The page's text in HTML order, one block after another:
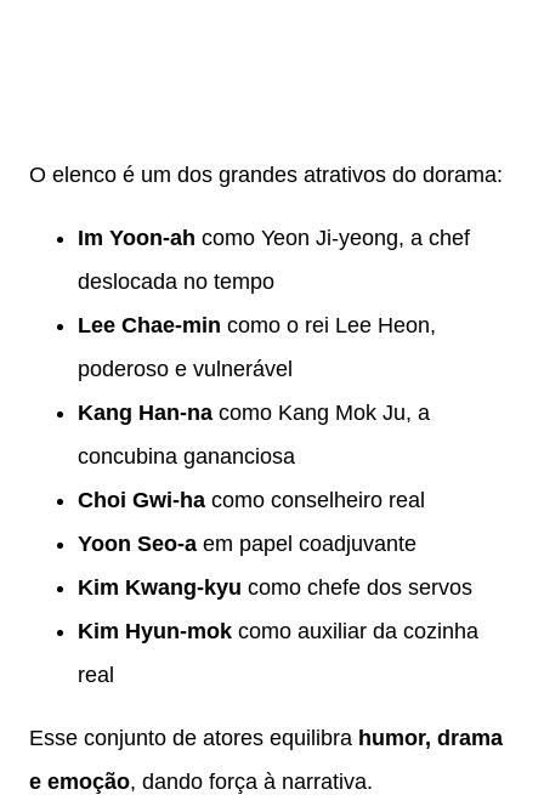
O elenco é um dos grandes atrativos do dorama:
Im Yoon-ah como Yeon Ji-yeong, a chef
deslocada no tempo
Lee Chae-min como o rei Lee Heon,
poderoso e vulnerável
Kang Han-na como Kang Mok Ju, a
concubina gananciosa
Choi Gwi-ha como conselheiro real
Yoon Seo-a em papel coadjuvante
Kim Kwang-kyu como chefe dos servos
Kim Hyun-mok como auxiliar da cozinha
real
Esse conjunto de atores equilibra humor, drama
e emoção, dando força à narrativa.